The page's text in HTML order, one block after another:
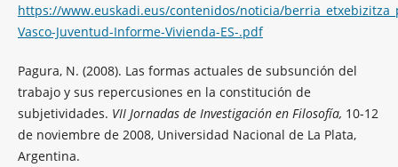
https://www.euskadi.eus/contenidos/noticia/
Vasco-Juventud-Informe-Vivienda-ES-.pdf
Pagura, N. (2008). Las formas actuales de subsunción del
trabajo y sus repercusiones en la constitución de
subjetividades. VII Jornadas de Investigación en Filosofía, 10-12
de noviembre de 2008, Universidad Nacional de La Plata,
Argentina.